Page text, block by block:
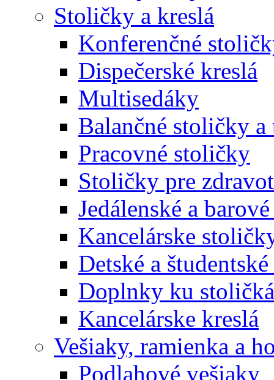
Stoličky a kreslá
Konferenčné
Dispečerské kreslá
Multisedáky
Balančné stoličky a
Pracovné stoličky
Stoličky pre
Jedálenské a
Kancelárske
Detské a
Doplnky ku
Kancelárske kreslá
Vešiaky, ramienka a
Podlahové vešiaky